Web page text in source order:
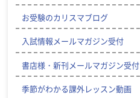
お受験のカリスマブログ
入試情報メールマガジン受付
書店様・新刊メールマガジン受付
季節がわかる課外レッスン動画